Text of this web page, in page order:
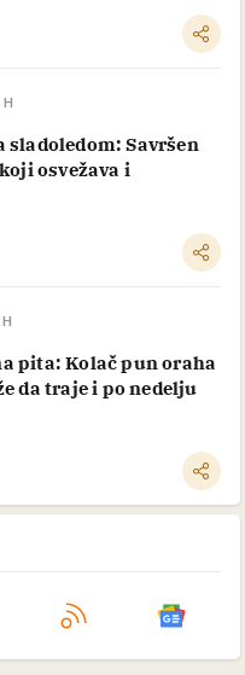
H
sladoledom: Savršen
osvežava i
pita: Kolač pun oraha
da traje i po nedelju